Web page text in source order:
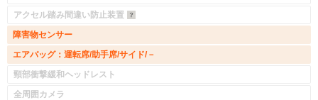
アクセル踏み間違い防止装置
障害物センサー
エアバッグ：運転席/助手席/サイド/－
頸部衝撃緩和ヘッドレスト
全周囲カメラ